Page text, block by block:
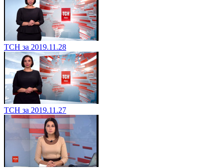
ТСН за 2019.11.28
ТСН за 2019.11.27